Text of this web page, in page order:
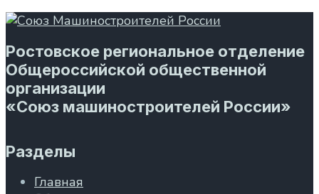
Ростовское региональное отделение
Общероссийской общественной
организации
«Союз машиностроителей России»
Разделы
Главная